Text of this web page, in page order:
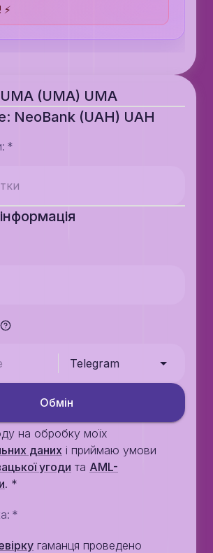
(UMA) UMA
NeoBank (UAH) UAH
: *
Telegram
Обмiн
на обробку моїх
даних i приймаю умови
угоди та AML-
. *
: *
гаманця проведено